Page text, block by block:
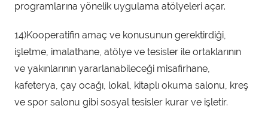
programlarına yönelik uygulama atölyeleri açar.
14)Kooperatifin amaç ve konusunun gerektirdiği,
işletme, imalathane, atölye ve tesisler ile ortaklarının
ve yakınlarının yararlanabileceği misafirhane,
kafeterya, çay ocağı, lokal, kitaplı okuma salonu, kreş
ve spor salonu gibi sosyal tesisler kurar ve işletir.